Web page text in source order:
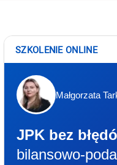
SZKOLENIE ONLINE
Małgorzata
JPK bez
bilansowo-